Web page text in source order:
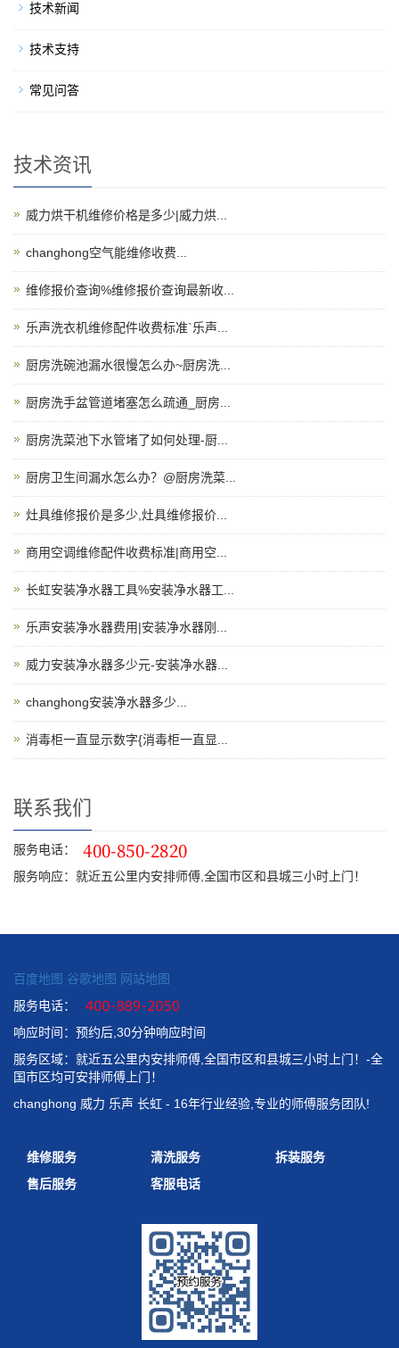
技术新闻
技术支持
常见问答
技术资讯
威力烘干机维修价格是多少|威力烘...
changhong空气能维修收费...
维修报价查询%维修报价查询最新收...
乐声洗衣机维修配件收费标准`乐声...
厨房洗碗池漏水很慢怎么办~厨房洗...
厨房洗手盆管道堵塞怎么疏通_厨房...
厨房洗菜池下水管堵了如何处理-厨...
厨房卫生间漏水怎么办？@厨房洗菜...
灶具维修报价是多少,灶具维修报价...
商用空调维修配件收费标准|商用空...
长虹安装净水器工具%安装净水器工...
乐声安装净水器费用|安装净水器刚...
威力安装净水器多少元-安装净水器...
changhong安装净水器多少...
消毒柜一直显示数字{消毒柜一直显...
联系我们
服务电话：
服务响应：就近五公里内安排师傅,全国市区和县城三小时上门！
百度地图 谷歌地图 网站地图
服务电话：
响应时间：预约后,30分钟响应时间
服务区域：就近五公里内安排师傅,全国市区和县城三小时上门！-全
国市区均可安排师傅上门！
changhong 威力 乐声 长虹 - 16年行业经验,专业的师傅服务团队!
维修服务 清洗服务
拆装服务
售后服务
客服电话